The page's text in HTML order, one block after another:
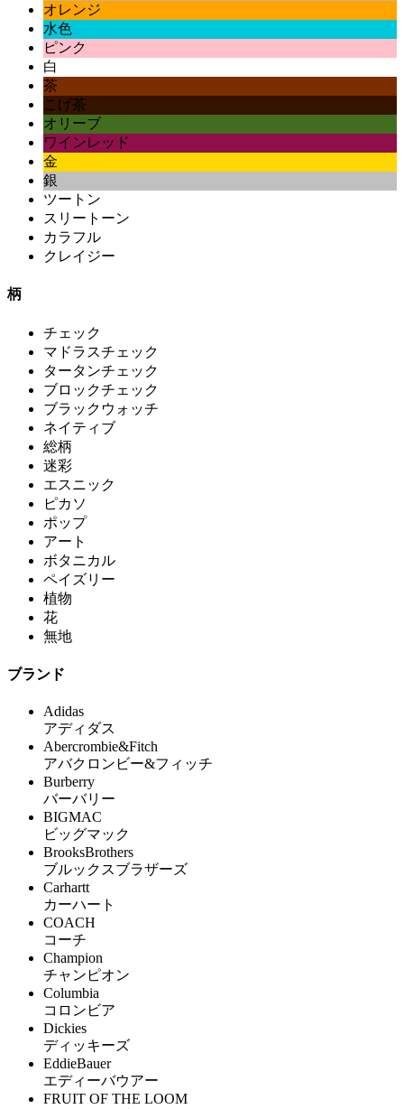
オレンジ
水色
ピンク
白
茶
こげ茶
オリーブ
ワインレッド
金
銀
ツートン
スリートーン
カラフル
クレイジー
柄
チェック
マドラスチェック
タータンチェック
ブロックチェック
ブラックウォッチ
ネイティブ
総柄
迷彩
エスニック
ピカソ
ポップ
アート
ボタニカル
ペイズリー
植物
花
無地
ブランド
Adidas
アディダス
Abercrombie&Fitch
アバクロンビー&フィッチ
Burberry
バーバリー
BIGMAC
ビッグマック
BrooksBrothers
ブルックスブラザーズ
Carhartt
カーハート
COACH
コーチ
Champion
チャンピオン
Columbia
コロンビア
Dickies
ディッキーズ
EddieBauer
エディーバウアー
FRUIT OF THE LOOM